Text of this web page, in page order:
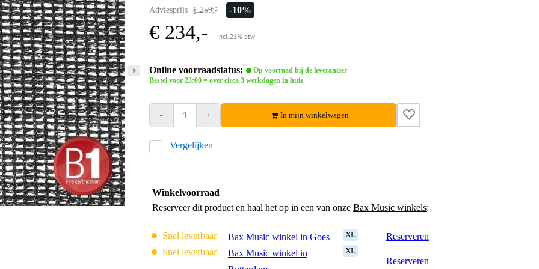
Adviesprijs € 259,- -10%
€ 234,- incl. 21% btw
Online voorraadstatus:
Op voorraad bij de leverancier
Bestel voor 23:00 = over circa 3 werkdagen in huis
- + In mijn winkelwagen
Vergelijken
Winkelvoorraad
Reserveer dit product en haal het op in een van onze Bax Music winkels:
Snel leverbaar Bax Music winkel in Goes XL
Reserveren
Snel leverbaar
Bax Music winkel in
XL
Reserveren